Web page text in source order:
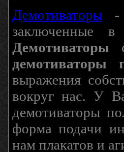
Демотиваторы-
заключенные
Демотиваторы
демотиваторы
выражения
вокруг нас. У
демотиваторы
форма подачи
нам плакатов и